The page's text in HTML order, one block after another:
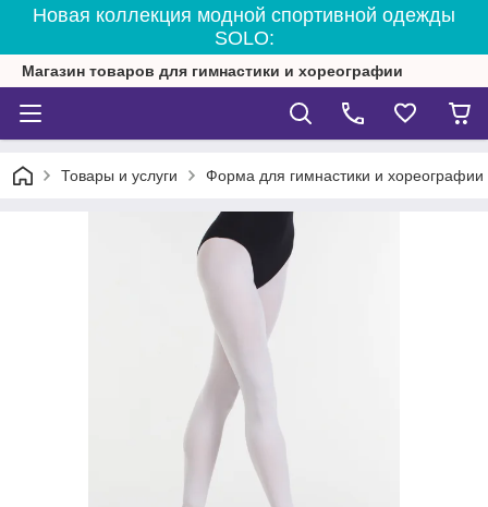
Новая коллекция модной спортивной одежды
SOLO:
Магазин товаров для гимнастики и хореографии
Товары и услуги Форма для гимнастики и хореографии